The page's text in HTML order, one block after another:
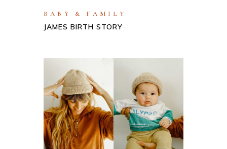
BABY & FAMILY
JAMES BIRTH STORY